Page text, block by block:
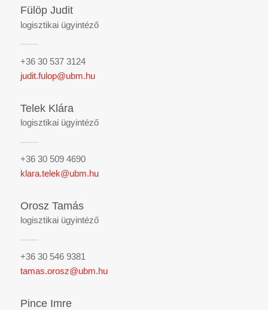
Fülöp Judit
logisztikai ügyintéző
+36 30 537 3124
judit.fulop@ubm.hu
Telek Klára
logisztikai ügyintéző
+36 30 509 4690
klara.telek@ubm.hu
Orosz Tamás
logisztikai ügyintéző
+36 30 546 9381
tamas.orosz@ubm.hu
Pince Imre